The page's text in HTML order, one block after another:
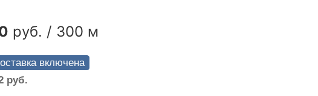
руб. / 300 м
включена
руб.